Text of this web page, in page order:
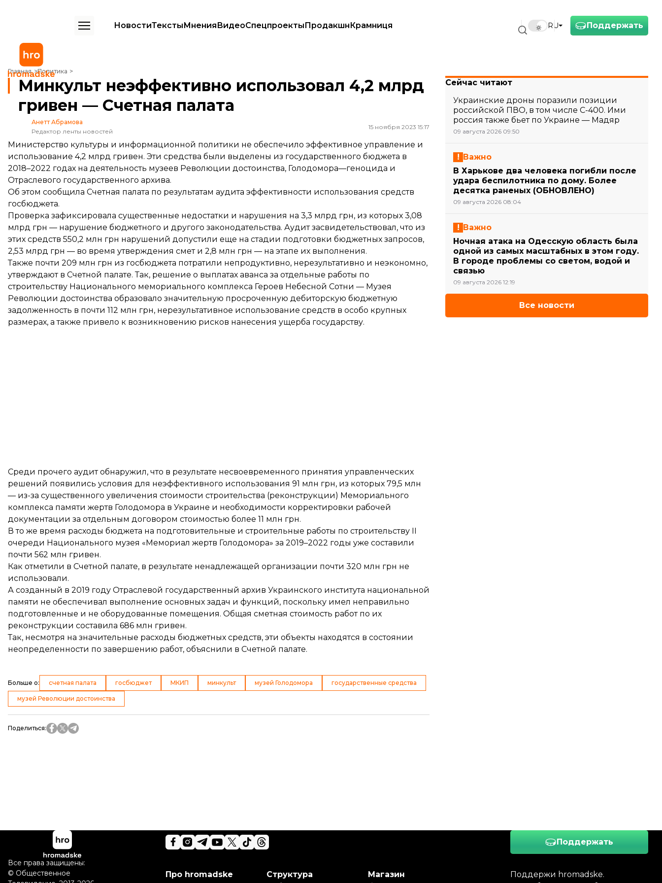
Поддержать
RU
НовостиТекстыМненияВидеоСпецпроектыПродакшнКрамниця
Главная Политика
Минкульт неэффективно использовал 4,2 млрд гривен — Счетная палата
Минкульт неэффективно использовал 4,2 млрд
гривен — Счетная палата
Анетт Абрамова
Редактор ленты новостей
15 ноября 2023 15:17
Министерство культуры и информационной политики не обеспечило эффективное управление и
использование 4,2 млрд гривен. Эти средства были выделены из государственного бюджета в
2018–2022 годах на деятельность музеев Революции достоинства, Голодомора—геноцида и
Отраслевого государственного архива.
Об этом сообщила Счетная палата по результатам аудита эффективности использования средств
госбюджета.
Проверка зафиксировала существенные недостатки и нарушения на 3,3 млрд грн, из которых 3,08
млрд грн — нарушение бюджетного и другого законодательства. Аудит засвидетельствовал, что из
этих средств 550,2 млн грн нарушений допустили еще на стадии подготовки бюджетных запросов,
2,53 млрд грн — во время утверждения смет и 2,8 млн грн — на этапе их выполнения.
Также почти 209 млн грн из госбюджета потратили непродуктивно, нерезультативно и неэкономно,
утверждают в Счетной палате. Так, решение о выплатах аванса за отдельные работы по
строительству Национального мемориального комплекса Героев Небесной Сотни — Музея
Революции достоинства образовало значительную просроченную дебиторскую бюджетную
задолженность в почти 112 млн грн, нерезультативное использование средств в особо крупных
размерах, а также привело к возникновению рисков нанесения ущерба государству.
Среди прочего аудит обнаружил, что в результате несвоевременного принятия управленческих
решений появились условия для неэффективного использования 91 млн грн, из которых 79,5 млн
— из-за существенного увеличения стоимости строительства (реконструкции) Мемориального
комплекса памяти жертв Голодомора в Украине и необходимости корректировки рабочей
документации за отдельным договором стоимостью более 11 млн грн.
В то же время расходы бюджета на подготовительные и строительные работы по строительству ІІ
очереди Национального музея «Мемориал жертв Голодомора» за 2019–2022 годы уже составили
почти 562 млн гривен.
Как отметили в Счетной палате, в результате ненадлежащей организации почти 320 млн грн не
использовали.
А созданный в 2019 году Отраслевой государственный архив Украинского института национальной
памяти не обеспечивал выполнение основных задач и функций, поскольку имел неправильно
подготовленные и не оборудованные помещения. Общая сметная стоимость работ по их
реконструкции составила 686 млн гривен.
Так, несмотря на значительные расходы бюджетных средств, эти объекты находятся в состоянии
неопределенности по завершению работ, объяснили в Счетной палате.
Больше о: счетная палата госбюджет МКИП минкульт музей Голодомора государственные средства
музей Революции достоинства
Поделиться:
Сейчас читают
Украинские дроны поразили позиции
российской ПВО, в том числе С-400. Ими
россия также бьет по Украине — Мадяр
09 августа 2026 09:50
Важно
В Харькове два человека погибли после
удара беспилотника по дому. Более
десятка раненых (ОБНОВЛЕНО)
09 августа 2026 08:04
Важно
Ночная атака на Одесскую область была
одной из самых масштабных в этом году.
В городе проблемы со светом, водой и
связью
09 августа 2026 12:19
Все новости
Поддержать
Поддержи hromadske.
Про hromadske
Структура
Магазин
Все права защищены:
© Общественное